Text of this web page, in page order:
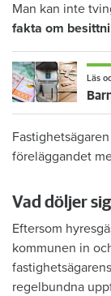
Man kan inte
fakta om
Läs
föreläggandet
Vad döljer
Eftersom
kommunen in
regelbundna